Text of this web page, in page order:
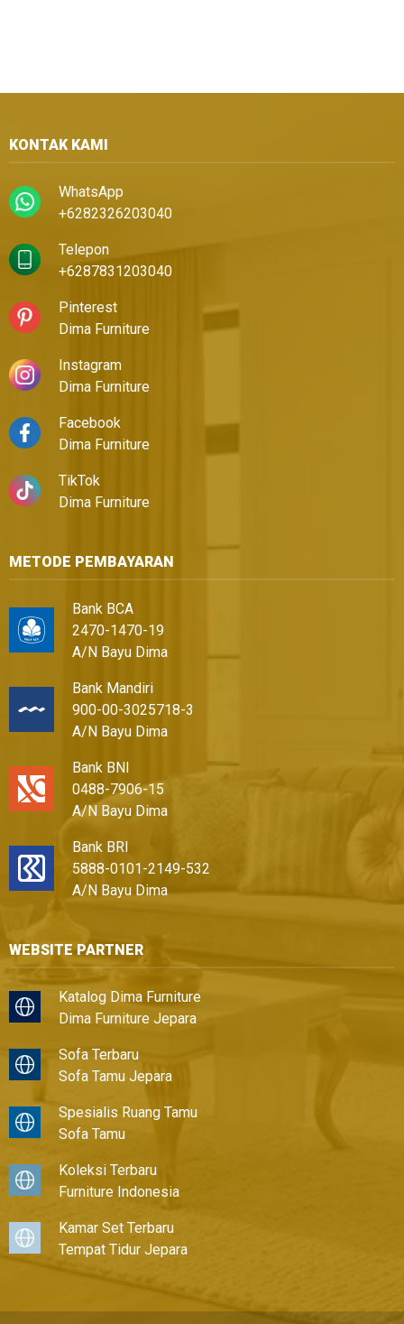
KONTAK KAMI
WhatsApp
+6282326203040
Telepon
+6287831203040
Pinterest
Dima Furniture
Instagram
Dima Furniture
Facebook
Dima Furniture
TikTok
Dima Furniture
METODE PEMBAYARAN
Bank BCA
2470-1470-19
A/N Bayu Dima
Bank Mandiri
900-00-3025718-3
A/N Bayu Dima
Bank BNI
0488-7906-15
A/N Bayu Dima
Bank BRI
5888-0101-2149-532
A/N Bayu Dima
WEBSITE PARTNER
Katalog Dima Furniture
Dima Furniture Jepara
Sofa Terbaru
Sofa Tamu Jepara
Spesialis Ruang Tamu
Sofa Tamu
Koleksi Terbaru
Furniture Indonesia
Kamar Set Terbaru
Tempat Tidur Jepara